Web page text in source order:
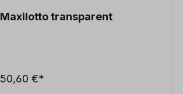
Maxilotto transparent
50,60 €*